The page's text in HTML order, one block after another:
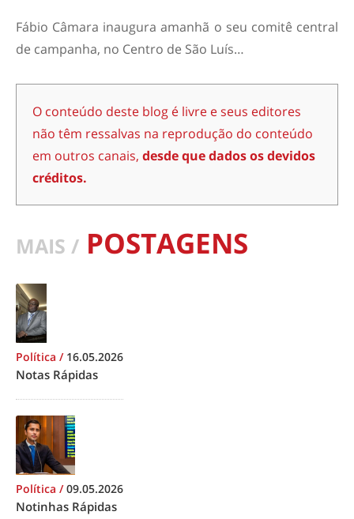
Fábio Câmara inaugura amanhã o seu comitê central
de campanha, no Centro de São Luís…
O conteúdo deste blog é livre e seus editores
não têm ressalvas na reprodução do conteúdo
em outros canais, desde que dados os devidos
créditos.
MAIS / POSTAGENS
Política / 16.05.2026
Notas Rápidas
Política /09.05.2026
Notinhas Rápidas